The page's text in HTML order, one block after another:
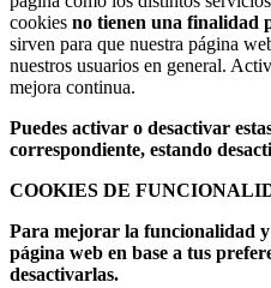
cookies no tienen una finalidad
sirven para que nuestra página
nuestros usuarios en general.
mejora continua.
Puedes activar o desactivar
correspondiente, estando
COOKIES DE
Para mejorar la funcionalidad
página web en base a tus
desactivarlas.